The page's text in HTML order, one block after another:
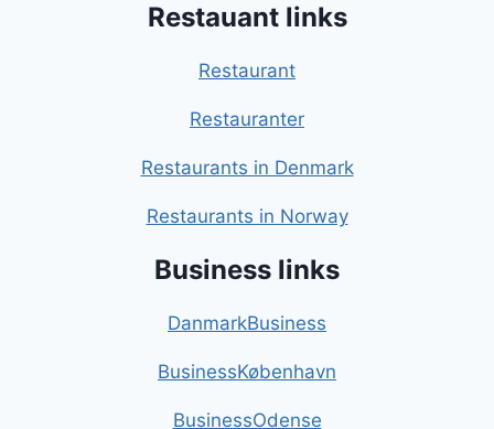
Restauant links
Restaurant
Restauranter
Restaurants in Denmark
Restaurants in Norway
Business links
DanmarkBusiness
BusinessKøbenhavn
BusinessOdense